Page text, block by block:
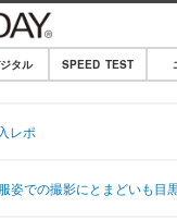
タル SPEED TEST
レポ
姿での撮影にとまどいも目